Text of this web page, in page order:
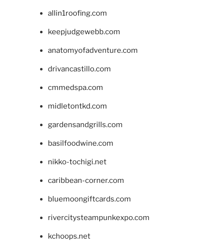
allin1roofing.com
keepjudgewebb.com
anatomyofadventure.com
drivancastillo.com
cmmedspa.com
midletontkd.com
gardensandgrills.com
basilfoodwine.com
nikko-tochigi.net
caribbean-corner.com
bluemoongiftcards.com
rivercitysteampunkexpo.com
kchoops.net